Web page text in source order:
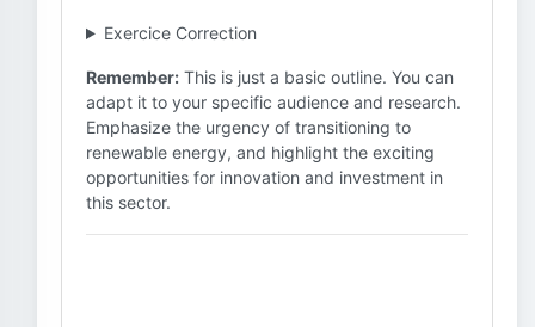
Exercice Correction
Remember: This is just a basic outline. You can
adapt it to your specific audience and research.
Emphasize the urgency of transitioning to
renewable energy, and highlight the exciting
opportunities for innovation and investment in
this sector.